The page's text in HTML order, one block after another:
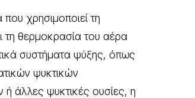
χρησιμοποιεί τη
τη θερμοκρασία του αέρα
συστήματα ψύξης, όπως
ψυκτικών
άλλες ψυκτικές ουσίες, η